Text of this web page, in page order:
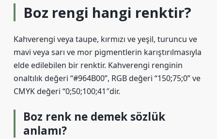
Boz rengi hangi renktir?
Kahverengi veya taupe, kırmızı ve yeşil, turuncu ve
mavi veya sarı ve mor pigmentlerin karıştırılmasıyla
elde edilebilen bir renktir. Kahverengi renginin
onaltılık değeri “#964B00”, RGB değeri “150;75;0” ve
CMYK değeri “0;50;100;41″dir.
Boz renk ne demek sözlük
anlamı?